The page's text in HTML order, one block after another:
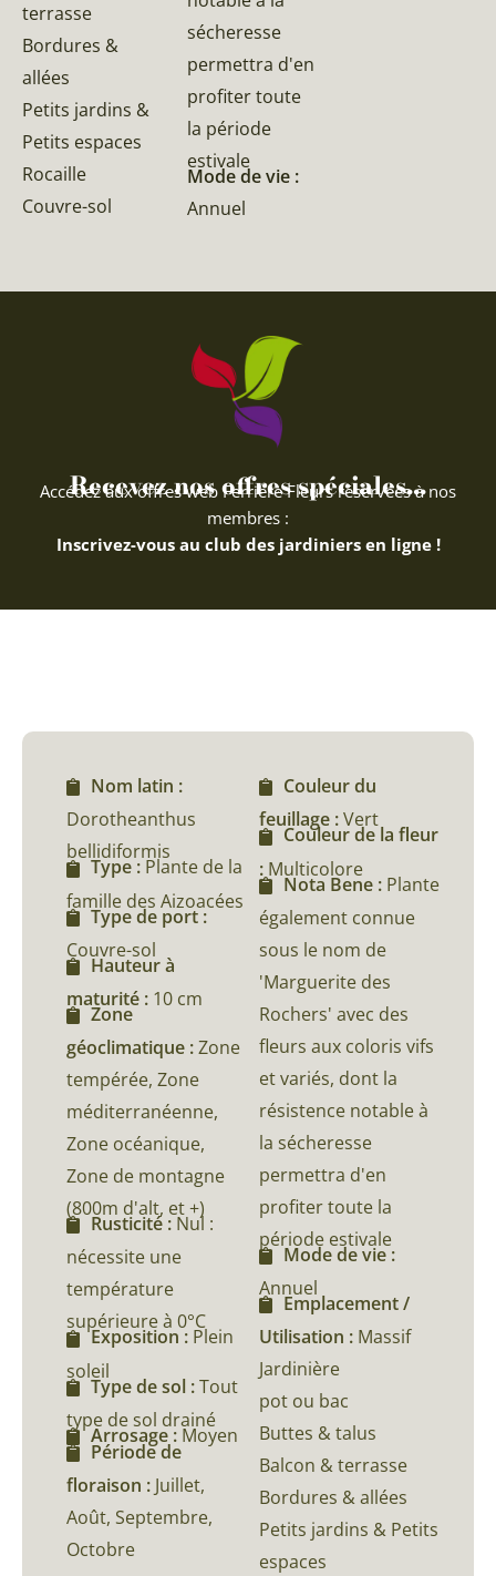
terrasse
Bordures &
allées
Petits jardins &
Petits espaces
Rocaille
Couvre-sol
sécheresse
permettra d'en
profiter toute
la période
estivale
Mode de vie :
Annuel
Recevez nos offres spéciales...
Accédez aux offres web Ferriere Fleurs réservées à nos
membres :
Inscrivez-vous au club des jardiniers en ligne !
Nom latin :
Dorotheanthus
bellidiformis
Type : Plante de la
famille des Aizoacées
Type de port :
Couvre-sol
Hauteur à
maturité : 10 cm
Zone
géoclimatique :Zone
tempérée, Zone
méditerranéenne,
Zone océanique,
Zone de montagne
(800m d'alt, et +)
Rusticité : Nul :
nécessite une
température
supérieure à 0°C
Exposition : Plein
soleil
Type de sol :Tout
type de sol drainé
Arrosage : Moyen
Période de
floraison : Juillet,
Août, Septembre,
Octobre
Couleur du
feuillage :Vert
Couleur de la fleur
: Multicolore
Nota Bene : Plante
également connue
sous le nom de
'Marguerite des
Rochers' avec des
fleurs aux coloris vifs
et variés, dont la
résistence notable à
la sécheresse
permettra d'en
profiter toute la
période estivale
Mode de vie :
Annuel
Emplacement /
Utilisation : Massif
Jardinière
pot ou bac
Buttes & talus
Balcon & terrasse
Bordures & allées
Petits jardins & Petits
espaces